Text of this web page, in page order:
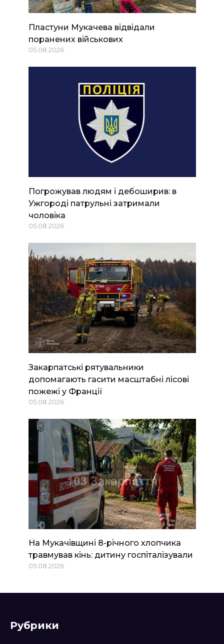
Пластуни Мукачева відвідали
поранених військових
05.08.2026
Погрожував людям і дебоширив: в
Ужгороді патрульні затримали
чоловіка
05.08.2026
Закарпатські рятувальники
допомагають гасити масштабні лісові
пожежі у Франції
05.08.2026
На Мукачівщині 8-річного хлопчика
травмував кінь: дитину госпіталізували
05.08.2026
Рубрики